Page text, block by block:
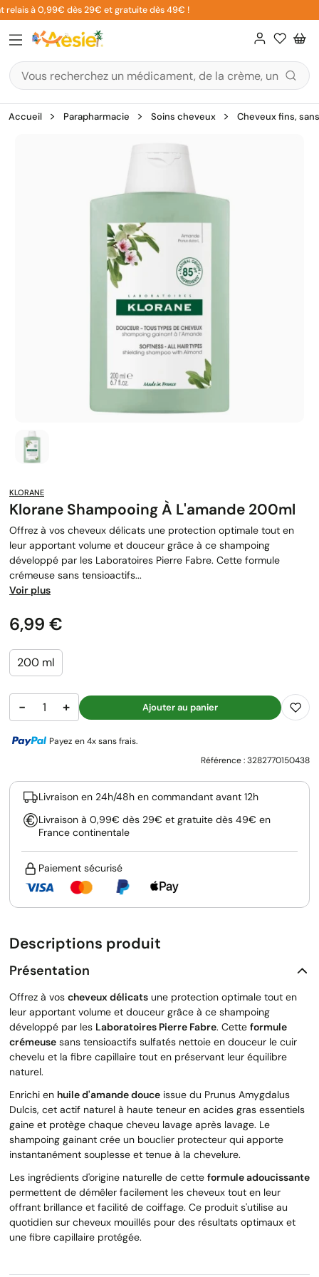
Aller
au
contenu
à 0,99€ dès 29€ et gratuite dès 49€ !
Accueil Parapharmacie Soins cheveux Cheveux fins,
KLORANE
Klorane Shampooing À L'amande 200ml
Offrez à vos cheveux délicats une protection optimale tout en
leur apportant volume et douceur grâce à ce shampoing
développé par les Laboratoires Pierre Fabre. Cette formule
crémeuse sans tensioactifs...
Voir plus
Prix
6,99 €
200 ml
− + Ajouter au panier
Payez en 4x sans frais.
Référence :3282770150438
Livraison en 24h/48h en commandant avant 12h
Livraison à 0,99€ dès 29€ et gratuite dès 49€ en
France continentale
Paiement sécurisé
Descriptions produit
Présentation
Offrez à vos cheveux délicats une protection optimale tout en
leur apportant volume et douceur grâce à ce shampoing
développé par les Laboratoires Pierre Fabre. Cette formule
crémeuse sans tensioactifs sulfatés nettoie en douceur le cuir
chevelu et la fibre capillaire tout en préservant leur équilibre
naturel.
Enrichi en huile d'amande douce issue du Prunus Amygdalus
Dulcis, cet actif naturel à haute teneur en acides gras essentiels
gaine et protège chaque cheveu lavage après lavage. Le
shampoing gainant crée un bouclier protecteur qui apporte
instantanément souplesse et tenue à la chevelure.
Les ingrédients d'origine naturelle de cette formule adoucissante
permettent de démêler facilement les cheveux tout en leur
offrant brillance et facilité de coiffage. Ce produit s'utilise au
quotidien sur cheveux mouillés pour des résultats optimaux et
une fibre capillaire protégée.